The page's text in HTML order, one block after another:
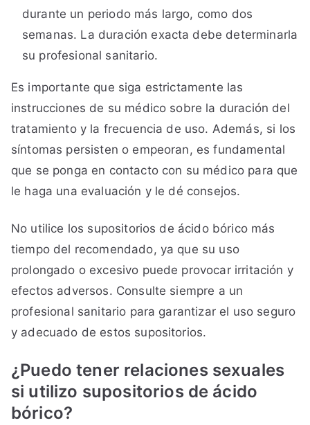
durante un periodo más largo, como dos
semanas. La duración exacta debe determinarla
su profesional sanitario.
Es importante que siga estrictamente las
instrucciones de su médico sobre la duración del
tratamiento y la frecuencia de uso. Además, si los
síntomas persisten o empeoran, es fundamental
que se ponga en contacto con su médico para que
le haga una evaluación y le dé consejos.
No utilice los supositorios de ácido bórico más
tiempo del recomendado, ya que su uso
prolongado o excesivo puede provocar irritación y
efectos adversos. Consulte siempre a un
profesional sanitario para garantizar el uso seguro
y adecuado de estos supositorios.
¿Puedo tener relaciones sexuales
si utilizo supositorios de ácido
bórico?